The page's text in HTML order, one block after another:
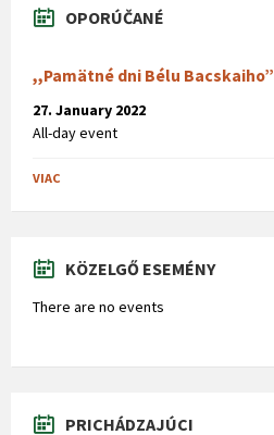
OPORÚČANÉ
,,Pamätné dni Bélu Bacskaiho”
27. January 2022
All-day event
VIAC
KÖZELGŐ ESEMÉNY
There are no events
PRICHÁDZAJÚCI